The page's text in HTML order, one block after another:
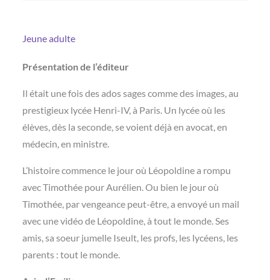
Jeune adulte
Présentation de l’éditeur
Il était une fois des ados sages comme des images, au
prestigieux lycée Henri-IV, à Paris. Un lycée où les
élèves, dès la seconde, se voient déjà en avocat, en
médecin, en ministre.
L’histoire commence le jour où Léopoldine a rompu
avec Timothée pour Aurélien. Ou bien le jour où
Timothée, par vengeance peut-être, a envoyé un mail
avec une vidéo de Léopoldine, à tout le monde. Ses
amis, sa soeur jumelle Iseult, les profs, les lycéens, les
parents : tout le monde.